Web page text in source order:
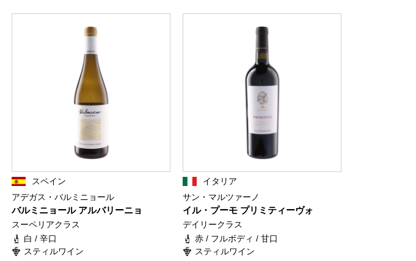
スペイン
アデガス・バルミニョール
バルミニョール アルバリーニョ
スーペリアクラス
白 / 辛口
スティルワイン
イタリア
サン・マルツァーノ
イル・プーモ プリミティーヴォ
デイリークラス
赤 / フルボディ / 甘口
スティルワイン